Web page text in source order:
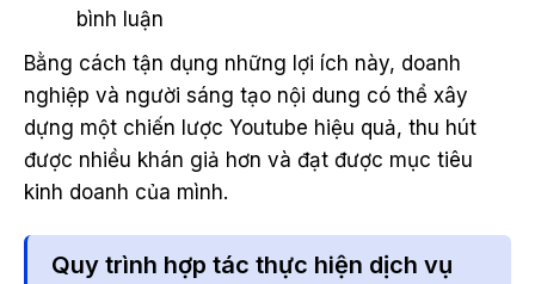
bình luận
Bằng cách tận dụng những lợi ích này, doanh
nghiệp và người sáng tạo nội dung có thể xây
dựng một chiến lược Youtube hiệu quả, thu hút
được nhiều khán giả hơn và đạt được mục tiêu
kinh doanh của mình.
Quy trình hợp tác thực hiện dịch vụ